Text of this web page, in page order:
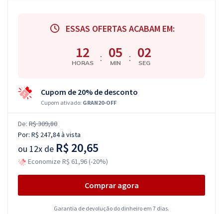
ESSAS OFERTAS ACABAM EM:
12
HORAS : 05
MIN : 01
SEG
Cupom de 20% de desconto
Cupom ativado: GRAN20-OFF
De: R$ 309,80
Por: R$ 247,84à vista
ou 12x de R$ 20,65
Economize R$ 61,96 (-20%)
Comprar agora
Garantia de devolução do dinheiro em 7 dias.